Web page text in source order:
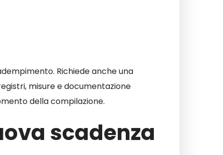
Richiede anche una
misure e documentazione
della compilazione.
scadenza